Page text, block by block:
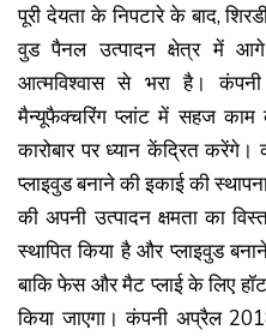
पूरी देयता के निपटारे के बाद,
वुड पैनल उत्पादन क्षेत्र में
आत्मविश्वास से भरा है।
मैन्यूफैक्चरिंग प्लांट में सहज
कारोबार पर ध्यान केंद्रित
प्लाइवुड बनाने की इकाई की
की अपनी उत्पादन क्षमता का
स्थापित किया है और प्लाइवुड
बाकि फेस और मैट प्लाई के लिए
किया जाएगा। कंपनी अप्रैल